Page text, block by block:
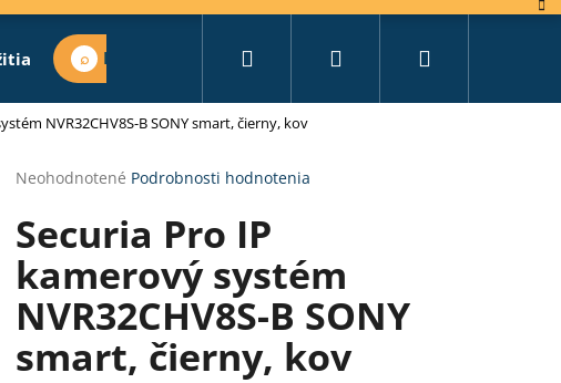
Nájsť vhodný set Prihlásenie
NVR32CHV8S-B SONY smart, čierny, kov
Priemerné
produktu
je
0,0
5
hviezdičiek.
Neohodnotené Podrobnosti hodnotenia
Securia Pro IP
kamerový systém
NVR32CHV8S-B SONY
smart, čierny, kov